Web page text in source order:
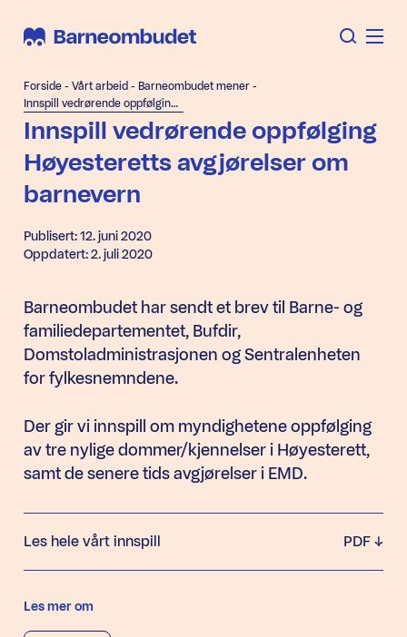
Forside - Vårt arbeid - Barneombudet mener -
Innspill vedrørende oppfølging Høyesteretts avgjørelser om barnevern
Innspill vedrørende oppfølging
Høyesteretts avgjørelser om
barnevern
Publisert: 12. juni 2020
Oppdatert: 2. juli 2020
Barneombudet har sendt et brev til Barne- og
familiedepartementet, Bufdir,
Domstoladministrasjonen og Sentralenheten
for fylkesnemndene.
Der gir vi innspill om myndighetene oppfølging
av tre nylige dommer/kjennelser i Høyesterett,
samt de senere tids avgjørelser i EMD.
Les hele vårt innspill PDF
Les mer om